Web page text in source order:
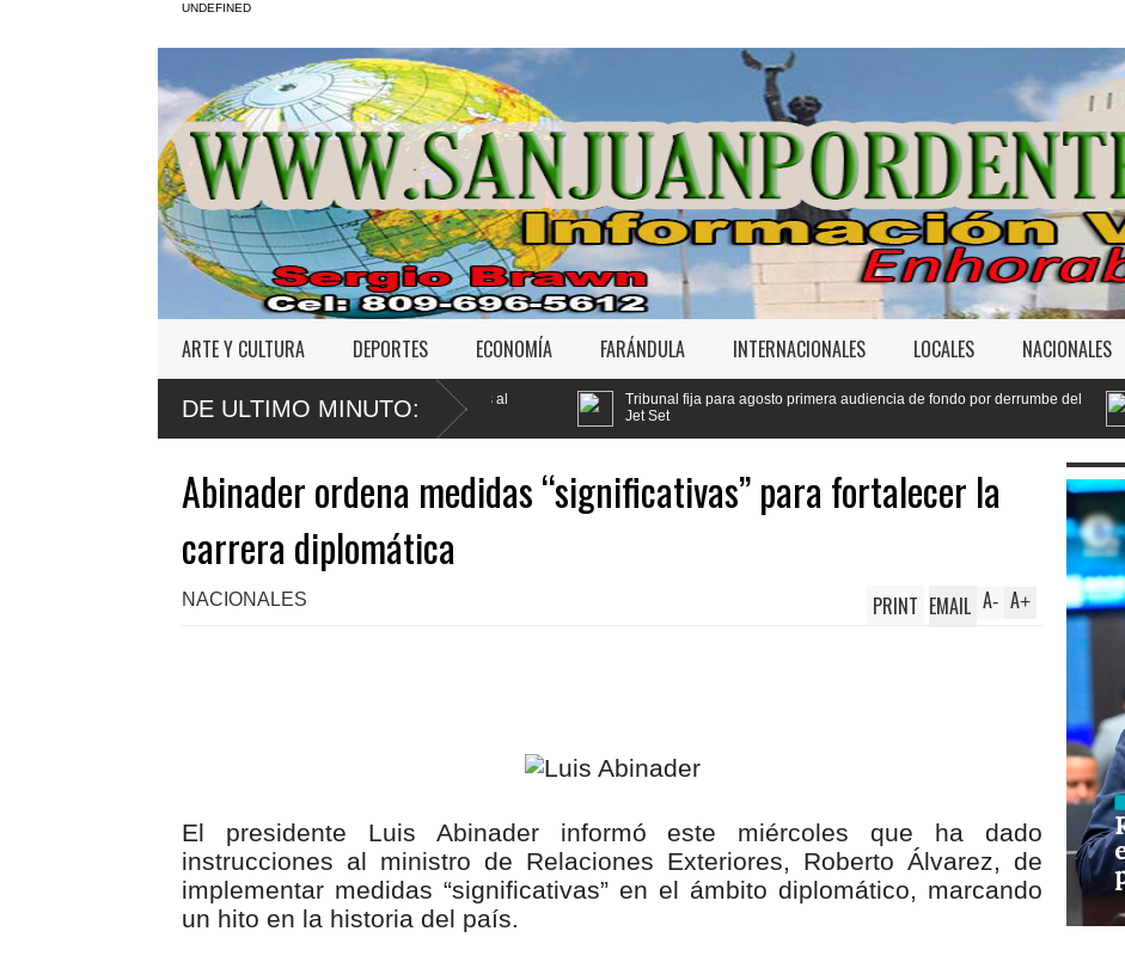
UNDEFINED
ARTE Y CULTURA DEPORTES ECONOMÍA FARÁNDULA INTERNACIONALES LOCALES NACIONALES
DE ULTIMO MINUTO:
Poder Ejecutivo promulga mejoras al
Tribunal fija para agosto primera audiencia de fondo por derrumbe del
Jet Set
Yeni Berenice y el
Abinader ordena medidas “significativas” para fortalecer la
carrera diplomática
NACIONALES A+
A-
PRINT EMAIL
El presidente Luis Abinader informó este miércoles que ha dado
instrucciones al ministro de Relaciones Exteriores, Roberto Álvarez, de
implementar medidas “significativas” en el ámbito diplomático, marcando
un hito en la historia del país.